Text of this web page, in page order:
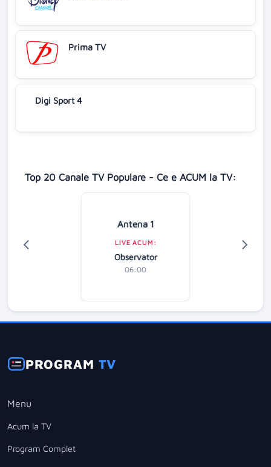
Prima TV
Digi Sport 4
Top 20 Canale TV Populare - Ce e ACUM la TV:
Antena 1
LIVE ACUM:
Observator
06:00
PROGRAMTV
Menu
Acum la TV
Program Complet